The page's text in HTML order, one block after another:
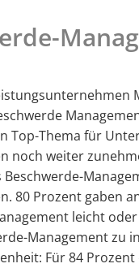
Top-Thema für
noch weiter
Beschwerde-
80 Prozent gaben
leicht
Management zu
Für 84